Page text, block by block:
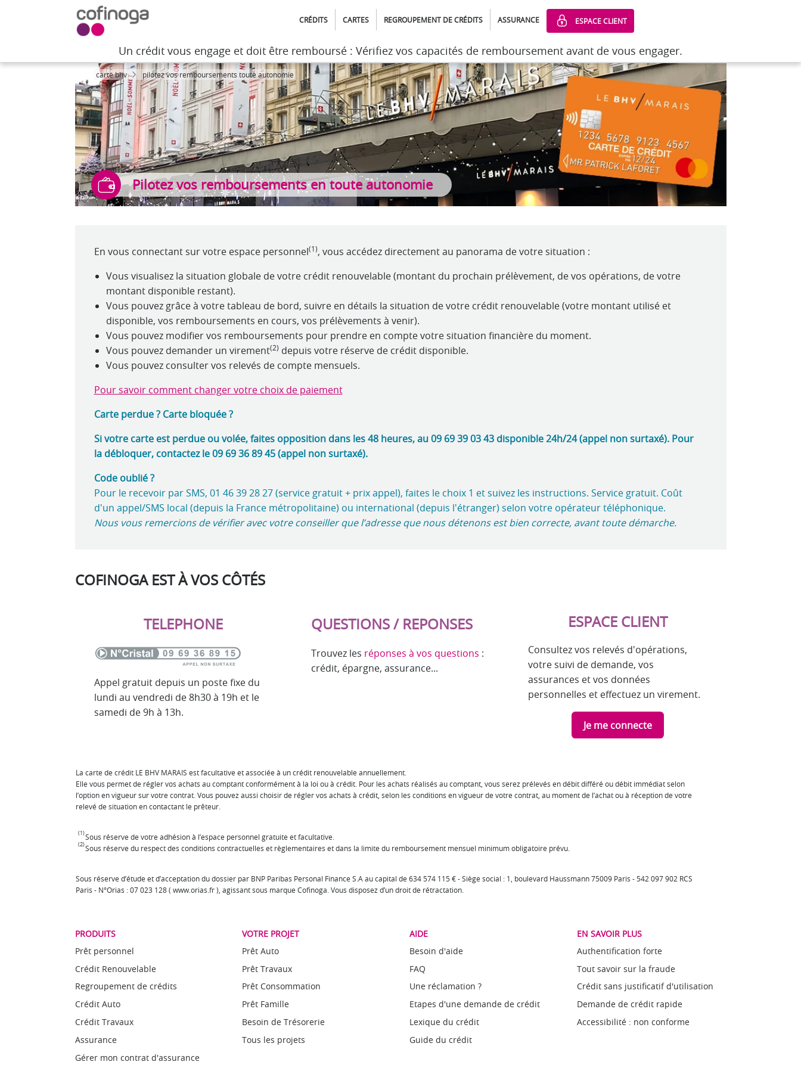
Un crédit vous engage et doit être remboursé : Vérifiez vos capacités de remboursement avant de vous engager.
CRÉDITS CARTES REGROUPEMENT DE CRÉDITS ASSURANCE ESPACE CLIENT
carte bhv pilotez vos remboursements toute autonomie
Pilotez vos remboursements en toute autonomie
En vous connectant sur votre espace personnel(1), vous accédez directement au panorama de votre situation :
Vous visualisez la situation globale de votre crédit renouvelable (montant du prochain prélèvement, de vos opérations, de votre
montant disponible restant).
Vous pouvez grâce à votre tableau de bord, suivre en détails la situation de votre crédit renouvelable (votre montant utilisé et
disponible, vos remboursements en cours, vos prélèvements à venir).
Vous pouvez modifier vos remboursements pour prendre en compte votre situation financière du moment.
Vous pouvez demander un virement(2) depuis votre réserve de crédit disponible.
Vous pouvez consulter vos relevés de compte mensuels.
Pour savoir comment changer votre choix de paiement
Carte perdue ? Carte bloquée ?
Si votre carte est perdue ou volée, faites opposition dans les 48 heures, au 09 69 39 03 43 disponible 24h/24 (appel non surtaxé). Pour
la débloquer, contactez le 09 69 36 89 45 (appel non surtaxé).
Code oublié ?
Pour le recevoir par SMS, 01 46 39 28 27 (service gratuit + prix appel), faites le choix 1 et suivez les instructions. Service gratuit. Coût
d'un appel/SMS local (depuis la France métropolitaine) ou international (depuis l'étranger) selon votre opérateur téléphonique.
Nous vous remercions de vérifier avec votre conseiller que l’adresse que nous détenons est bien correcte, avant toute démarche.
COFINOGA EST À VOS CÔTÉS
TELEPHONE
Appel gratuit depuis un poste fixe du
lundi au vendredi de 8h30 à 19h et le
samedi de 9h à 13h.
QUESTIONS / REPONSES
Trouvez les réponses à vos questions :
crédit, épargne, assurance...
ESPACE CLIENT
Consultez vos relevés d'opérations,
votre suivi de demande, vos
assurances et vos données
personnelles et effectuez un virement.
Je me connecte
La carte de crédit LE BHV MARAIS est facultative et associée à un crédit renouvelable annuellement.
Elle vous permet de régler vos achats au comptant conformément à la loi ou à crédit. Pour les achats réalisés au comptant, vous serez prélevés en débit différé ou débit immédiat selon
l’option en vigueur sur votre contrat. Vous pouvez aussi choisir de régler vos achats à crédit, selon les conditions en vigueur de votre contrat, au moment de l’achat ou à réception de votre
relevé de situation en contactant le prêteur.
(1)Sous réserve de votre adhésion à l’espace personnel gratuite et facultative.
(2)Sous réserve du respect des conditions contractuelles et règlementaires et dans la limite du remboursement mensuel minimum obligatoire prévu.
Sous réserve d’étude et d’acceptation du dossier par BNP Paribas Personal Finance S.A au capital de 634 574 115 € - Siège social : 1, boulevard Haussmann 75009 Paris - 542 097 902 RCS
Paris - N°Orias : 07 023 128 ( www.orias.fr ), agissant sous marque Cofinoga. Vous disposez d’un droit de rétractation.
Un crédit vous engage et doit être remboursé : Vérifiez vos capacités de remboursement avant de vous engager.
PRODUITS
Prêt personnel
Crédit Renouvelable
Regroupement de crédits
Crédit Auto
Crédit Travaux
Assurance
Gérer mon contrat d'assurance
VOTRE PROJET
Prêt Auto
Prêt Travaux
Prêt Consommation
Prêt Famille
Besoin de Trésorerie
Tous les projets
AIDE
Besoin d'aide
FAQ
Une réclamation ?
Etapes d'une demande de crédit
Lexique du crédit
Guide du crédit
EN SAVOIR PLUS
Authentification forte
Tout savoir sur la fraude
Crédit sans justificatif d'utilisation
Demande de crédit rapide
Accessibilité : non conforme